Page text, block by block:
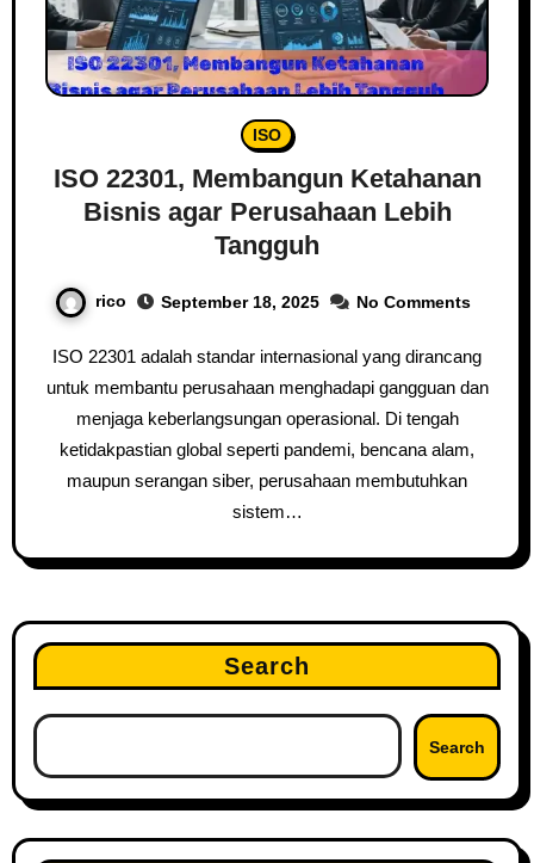
ISO
ISO 22301, Membangun Ketahanan
Bisnis agar Perusahaan Lebih
Tangguh
rico September 18, 2025 No Comments
ISO 22301 adalah standar internasional yang dirancang
untuk membantu perusahaan menghadapi gangguan dan
menjaga keberlangsungan operasional. Di tengah
ketidakpastian global seperti pandemi, bencana alam,
maupun serangan siber, perusahaan membutuhkan
sistem…
Search
Search